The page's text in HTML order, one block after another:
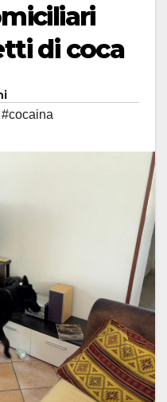
di coca
#cocaina